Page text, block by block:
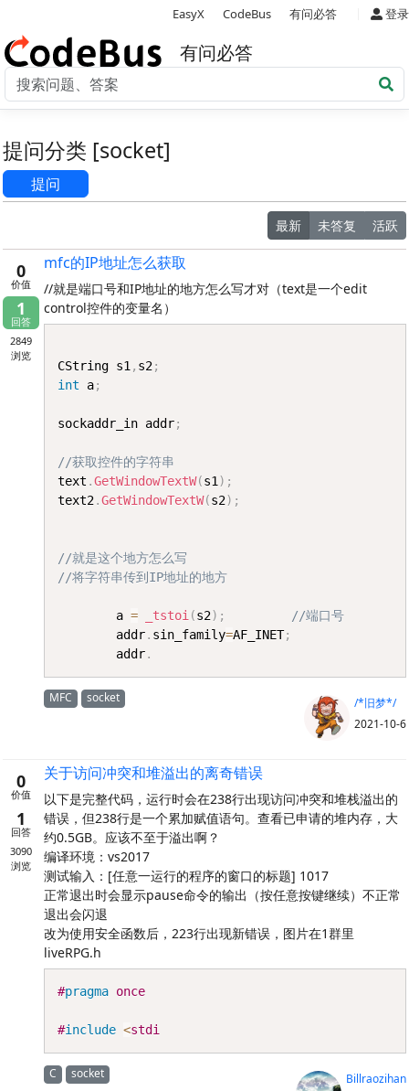
EasyX CodeBus 有问必答 登录
有问必答
提问分类 [socket]
提问
最新 未答复 活跃
0
价值
1
回答
2849
浏览
mfc的IP地址怎么获取
//就是端口号和IP地址的地方怎么写才对（text是一个edit
control控件的变量名）
CString s1 , s2;
int a;
sockaddr_in addr;
//获取控件的字符串
text .GetWindowTextW(s1 ) ;
text2.GetWindowTextW(s2) ;
//就是这个地方怎么写
//将字符串传到IP地址的地方
		a
= _tstoi (s2) ;
//端口号
		addr
. sin_family=AF_INET;
		addr
.
MFC socket
/*旧梦*/
2021-10-6
0
价值
1
回答
3090
浏览
关于访问冲突和堆溢出的离奇错误
以下是完整代码，运行时会在238行出现访问冲突和堆栈溢出的
错误，但238行是一个累加赋值语句。查看已申请的堆内存，大
约0.5GB。应该不至于溢出啊？
编译环境：vs2017
测试输入：[任意一运行的程序的窗口的标题] 1017
正常退出时会显示pause命令的输出（按任意按键继续）不正常
退出会闪退
改为使用安全函数后，223行出现新错误，图片在1群里
liveRPG.h
#pragma once
#include <stdi
C socket
Billraozihan